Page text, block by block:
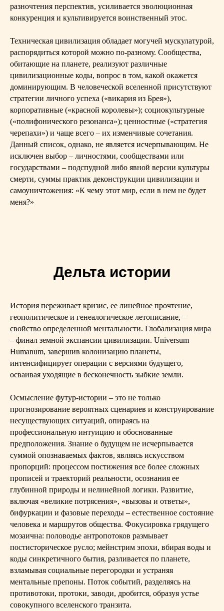
разночтения перспектив, усиливается эволюционная
конкуренция и культивируется воинственный этос.
Техническая цивилизация обладает могучей мускулатурой,
распорядиться которой можно по-разному. Сообщества,
обитающие на планете, реализуют различные
цивилизационные коды, вопрос в том, какой окажется
доминирующим. В человеческой вселенной присутствуют
стратегии личного успеха («викария из Брея»),
корпоративные («красной королевы»); социокультурные
(«полифонического резонанса»); ценностные («стратегия
черепахи») и чаще всего – их изменчивые сочетания.
Данный список, однако, не является исчерпывающим. Не
исключен выбор – личностями, сообществами или
государствами – подспудной либо явной версии культуры
смерти, суммы практик деконструкции цивилизации и
самоуничтожения: «К чему этот мир, если в нем не будет
меня?»
Дельта истории
История переживает кризис, ее линейное прочтение,
геополитическое и генеалогическое летописание, –
свойство определенной ментальности. Глобализация мира
– финал земной экспансии цивилизации. Universum
Humanum, завершив колонизацию планеты,
интенсифицирует операции с версиями будущего,
осваивая уходящие в бесконечность зыбкие земли.
Осмысление футур-истории – это не только
прогнозирование вероятных сценариев и конструирование
несуществующих ситуаций, опираясь на
профессиональную интуицию и обоснованные
предположения. Знание о будущем не исчерпывается
суммой опознаваемых фактов, являясь искусством
пропорций: процессом постижения все более сложных
прописей и траекторий реальности, осознания ее
глубинной природы и нелинейной логики. Развитие,
включая «великие потрясения», «вызовы и ответы»,
бифуркации и фазовые переходы – естественное состояние
человека и маршрутов общества. Фокусировка грядущего
мозаична: половодье антропотоков размывает
постисторическое русло; мейнстрим эпохи, вбирая воды и
коды синкретичного бытия, разливается по планете,
взламывая социальные перегородки и устраняя
ментальные препоны. Поток событий, разделяясь на
противотоки, протоки, заводи, дробится, образуя устье
совокупного вселенского транзита.